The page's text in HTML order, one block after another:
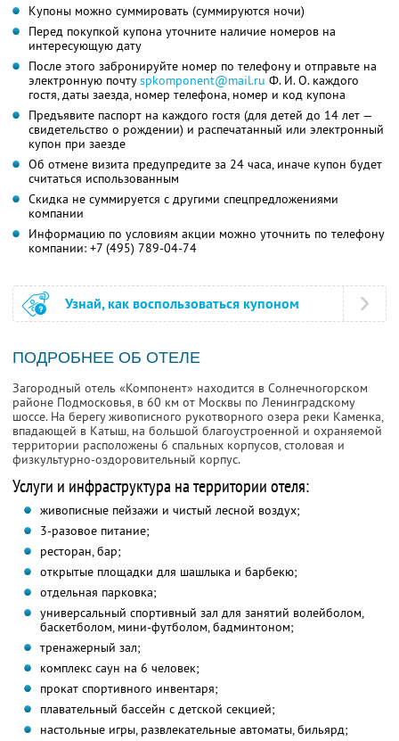
Купоны можно суммировать (суммируются ночи)
Перед покупкой купона уточните наличие номеров на
интересующую дату
После этого забронируйте номер по телефону и отправьте на
электронную почтуspkomponent@mail.ru Ф. И. О.каждого
гостя, даты заезда, номер телефона, номер и код купона
Предъявите паспорт на каждого гостя (для детей до 14 лет —
свидетельство о рождении) и распечатанный или электронный
купон при заезде
Об отмене визита предупредите за 24 часа, иначе купон будет
считаться использованным
Скидка не суммируется с другими спецпредложениями
компании
Информацию по условиям акции можно уточнить по телефону
компании: +7 (495) 789-04-74
Узнай, как воспользоваться купоном
ПОДРОБНЕЕ ОБ ОТЕЛЕ
Загородный отель «Компонент» находится в Солнечногорском
районе Подмосковья, в 60 км от Москвы по Ленинградскому
шоссе. На берегу живописного рукотворного озера реки Каменка,
впадающей в Катыш, на большой благоустроенной и охраняемой
территории расположены 6 спальных корпусов, столовая и
физкультурно-оздоровительный корпус.
Услуги и инфраструктура на территории отеля:
живописные пейзажи и чистый лесной воздух;
3-разовое питание;
ресторан, бар;
открытые площадки для шашлыка и барбекю;
отдельная парковка;
универсальный спортивный зал для занятий волейболом,
баскетболом, мини-футболом, бадминтоном;
тренажерный зал;
комплекс саун на 6 человек;
прокат спортивного инвентаря;
плавательный бассейн с детской секцией;
настольные игры, развлекательные автоматы, бильярд;